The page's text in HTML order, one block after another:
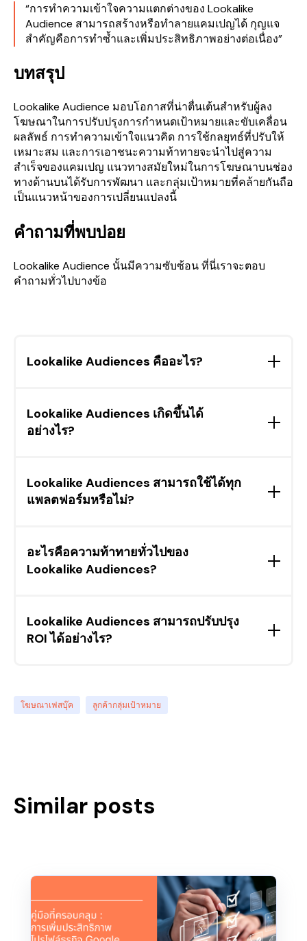
“การทำความเข้าใจความแตกต่างของ Lookalike
Audience สามารถสร้างหรือทำลายแคมเปญได้ กุญแจ
สำคัญคือการทำซ้ำและเพิ่มประสิทธิภาพอย่างต่อเนื่อง”
บทสรุป
Lookalike Audience มอบโอกาสที่น่าตื่นเต้นสำหรับผู้ลง
โฆษณาในการปรับปรุงการกำหนดเป้าหมายและขับเคลื่อน
ผลลัพธ์ การทำความเข้าใจแนวคิด การใช้กลยุทธ์ที่ปรับให้
เหมาะสม และการเอาชนะความท้าทายจะนำไปสู่ความ
สำเร็จของแคมเปญ แนวทางสมัยใหม่ในการโฆษณาบนช่อง
ทางด้านบนได้รับการพัฒนา และกลุ่มเป้าหมายที่คล้ายกันถือ
เป็นแนวหน้าของการเปลี่ยนแปลงนี้
คำถามที่พบบ่อย
Lookalike Audience นั้นมีความซับซ้อน ที่นี่เราจะตอบ
คำถามทั่วไปบางข้อ
Lookalike Audiences คืออะไร?
โดยช่วยในการกำหนดเป้าหมายผู้ชมที่คล้ายกัน
Lookalike Audiences เกิดขึ้นได้
อย่างไร?
Lookalike Audiences สามารถใช้ได้ทุก
แพลตฟอร์มหรือไม่?
อะไรคือความท้าทายทั่วไปของ
Lookalike Audiences?
และความเข้ากันได้ของแพลตฟอร์ม
Lookalike Audiences สามารถปรับปรุง
ROI ได้อย่างไร?
โฆษณาเฟสบุ๊ค ลูกค้ากลุ่มเป้าหมาย
Similar posts